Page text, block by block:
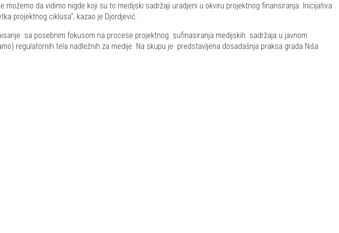
da vidimo nigde koji su to medijski sadržaji uradjeni u okviru projektnog finansiranja. Inicijativa
projektnog ciklusa“, kazao je Djordjević.
sa posebnim fokusom na procese projektnog sufinasiranja medijskih sadržaja u javnom
regulatornih tela nadležnih za medije. Na skupu je predstavljena dosadašnja praksa grada Niša